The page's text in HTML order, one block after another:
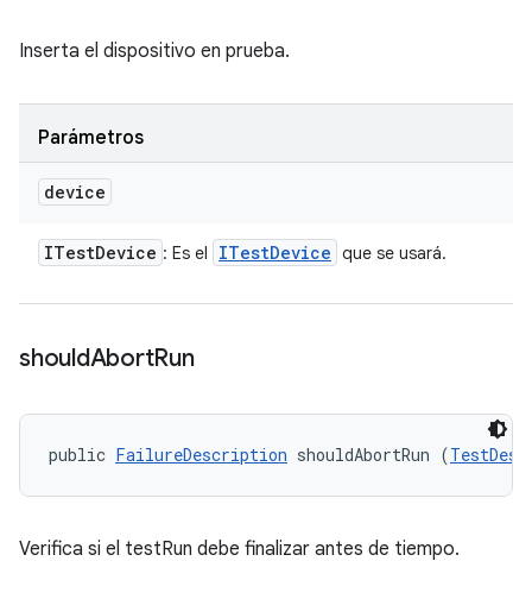
Inserta el dispositivo en prueba.
Parámetros
device
ITestDevice : Es el ITestDevice que se usará.
shouldAbortRun
public FailureDescription shouldAbortRun (
Verifica si el testRun debe finalizar antes de tiempo.